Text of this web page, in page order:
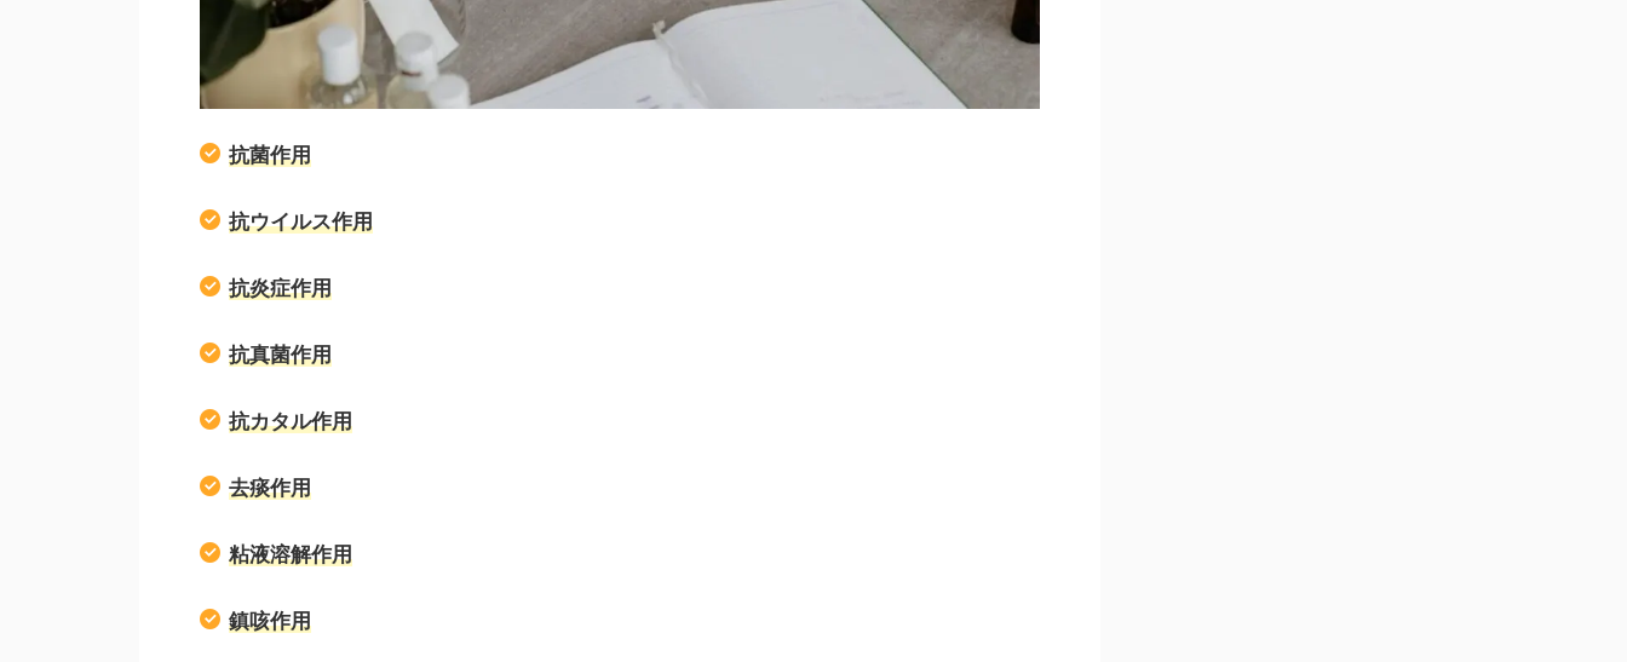
抗菌作用
抗ウイルス作用
抗炎症作用
抗真菌作用
抗カタル作用
去痰作用
粘液溶解作用
鎮咳作用